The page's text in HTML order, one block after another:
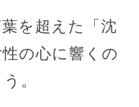
を超えた「沈
の心に響くの
。